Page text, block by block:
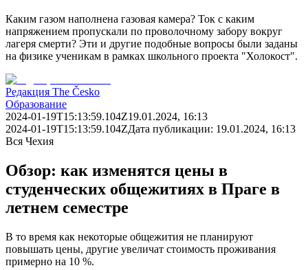
Каким газом наполнена газовая камера? Ток с каким
напряжением пропускали по проволочному забору вокруг
лагеря смерти? Эти и другие подобные вопросы были заданы
на физике ученикам в рамках школьного проекта "Холокост".
Редакция The Česko
Образование
2024-01-19T15:13:59.104Z19.01.2024, 16:13
2024-01-19T15:13:59.104ZДата публикации: 19.01.2024, 16:13
Вся Чехия
Обзор: как изменятся цены в
студенческих общежитиях в Праге в
летнем семестре
В то время как некоторые общежития не планируют
повышать цены, другие увеличат стоимость проживания
примерно на 10 %.